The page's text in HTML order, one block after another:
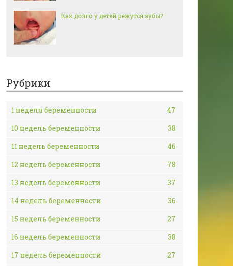
Как долго у детей режутся зубы?
Рубрики
1 неделя беременности
47
10 недель беременности
38
11 недель беременности
46
12 недель беременности
78
13 недель беременности
37
14 недель беременности
36
15 недель беременности
27
16 недель беременности
38
17 недель беременности
27